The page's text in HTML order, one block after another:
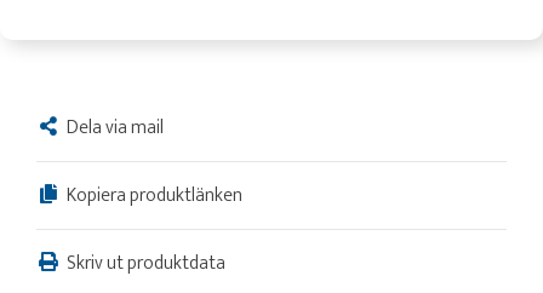
Dela via mail
Kopiera produktlänken
Skriv ut produktdata